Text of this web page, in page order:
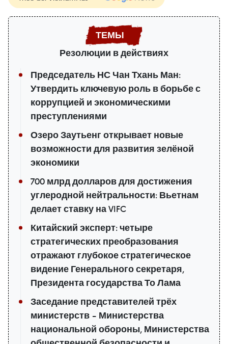
Резолюции в действиях
Председатель НС Чан Тхань Ман:
Утвердить ключевую роль в борьбе с
коррупцией и экономическими
преступлениями
Озеро Заутьенг открывает новые
возможности для развития зелёной
экономики
700 млрд долларов для достижения
углеродной нейтральности: Вьетнам
делает ставку на VIFC
Китайский эксперт: четыре
стратегических преобразования
отражают глубокое стратегическое
видение Генерального секретаря,
Президента государства То Лама
Заседание представителей трёх
министерств – Министерства
национальной обороны, Министерства